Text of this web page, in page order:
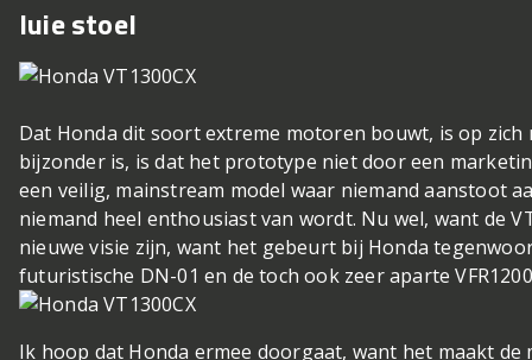
luie stoel
Dat Honda dit soort extreme motoren bouwt, is op zich
bijzonder is, is dat het prototype niet door een
een veilig, mainstream model waar niemand aanstoot
niemand heel enthousiast van wordt. Nu wel, want de
nieuwe visie zijn, want het gebeurt bij Honda
futuristische DN-01 en de toch ook zeer aparte
Ik hoop dat Honda ermee doorgaat, want het maakt